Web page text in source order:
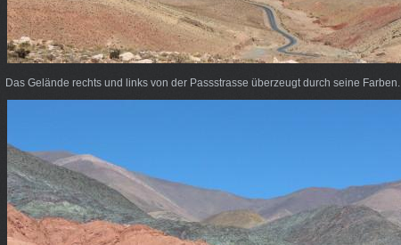
Das Gelände rechts und links von der Passstrasse überzeugt durch seine Farben.